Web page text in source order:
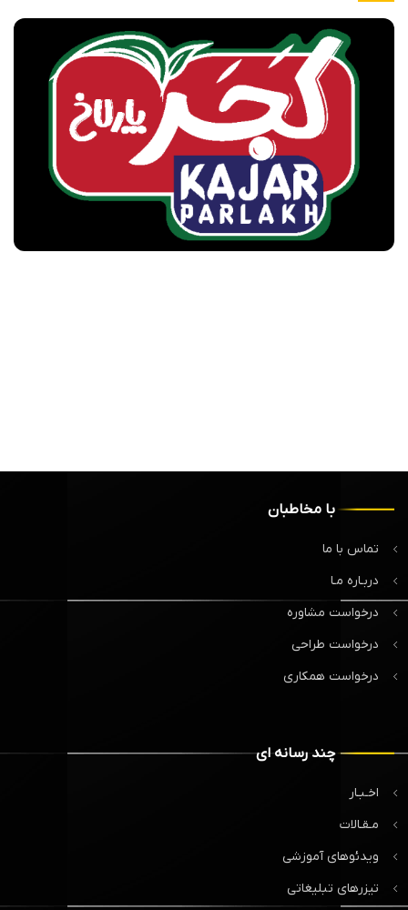
با مخاطبان
تماس با ما
دربـاره مـا
درخواست مشاوره
درخواست طراحی
درخواست همکاری
چند رسانه ای
اخـبـار
مـقـالات
ویدئوهای آموزشی
تیزرهای تبلیغاتی